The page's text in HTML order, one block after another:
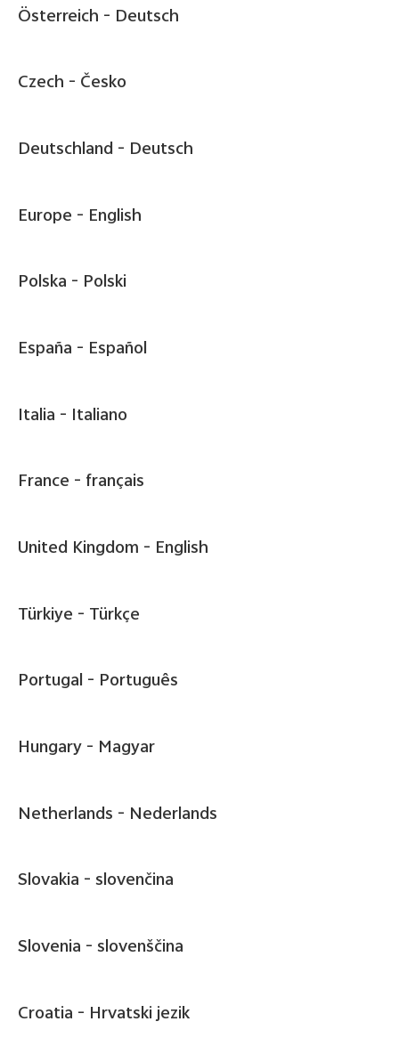
Österreich - Deutsch
Czech - Česko
Deutschland - Deutsch
Europe - English
Polska - Polski
España - Español
Italia - Italiano
France - français
United Kingdom - English
Türkiye - Türkçe
Portugal - Português
Hungary - Magyar
Netherlands - Nederlands
Slovakia - slovenčina
Slovenia - slovenščina
Croatia - Hrvatski jezik